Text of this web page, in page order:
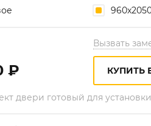
₽
Вызвать
КУПИТЬ
двери готовый для установки